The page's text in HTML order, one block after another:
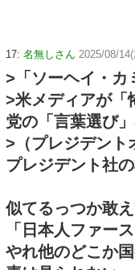
17: 名無しさん 2025/08/
>「ソーヘイ・カ
>米メディアが「
党の「言葉選び
>（プレジデント
プレジデント社
似てるっつか敢
「日本人ファー
やれ他のどこか